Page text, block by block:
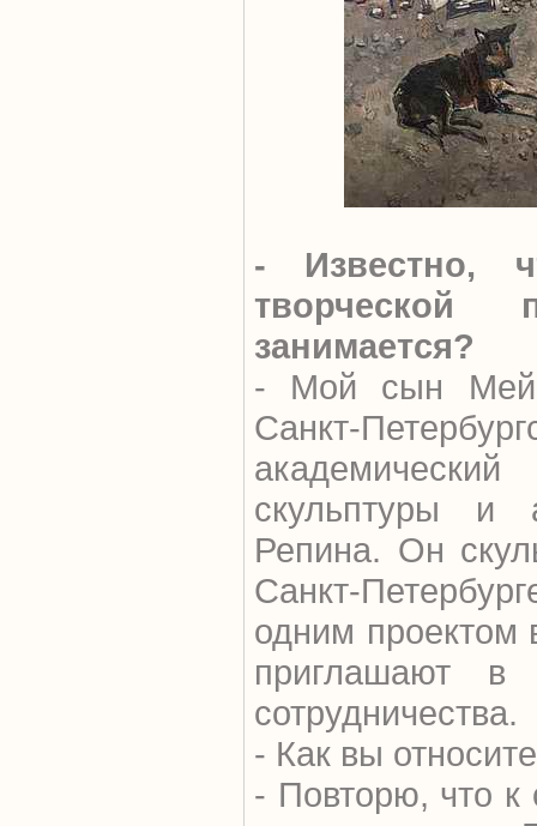
- Известно,
занимается?
- Мой сын
Санкт-
скульптуры и
Репина. Он
Санкт-
одним проектом
приглашают
сотрудничества.
- Как вы
- Повторю, что к